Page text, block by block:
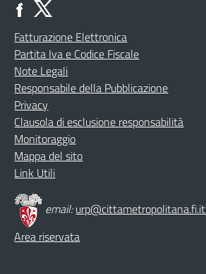
Fatturazione Elettronica
Partita Iva e Codice Fiscale
Note Legali
Responsabile della Pubblicazione
Privacy
Clausola di esclusione responsabilità
Monitoraggio
Mappa del sito
Link Utili
email:urp@cittametropolitana.fi.it
Area riservata